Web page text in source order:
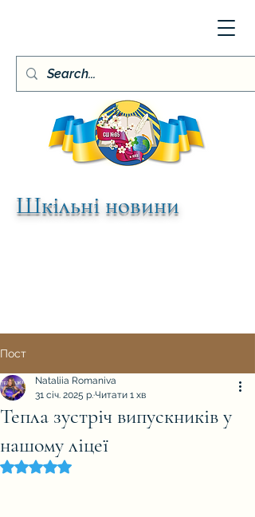
Шкільні новини
Пост
Тепла зустріч випускників у
нашому ліцеї
Nataliia Romaniva
31 січ. 2025 р.Читати 1 хв
Оцінка: NaN з 5 зірок.